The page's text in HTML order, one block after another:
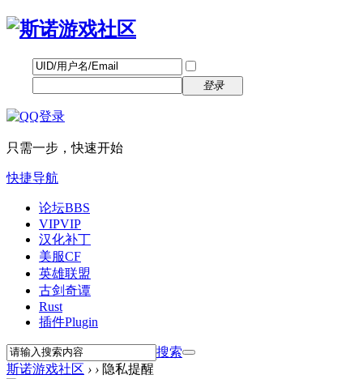
登录
只需一步，快速开始
快捷导航
论坛BBS
VIPVIP
汉化补丁
美服CF
英雄联盟
古剑奇谭
Rust
插件Plugin
搜索
斯诺游戏社区 › › 隐私提醒